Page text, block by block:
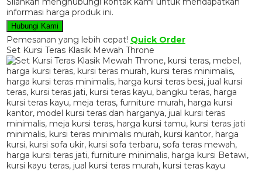
informasi harga produk ini.
Hubungi Kami
Pemesanan yang lebih cepat! Quick Order
Set Kursi Teras Klasik Mewah Throne